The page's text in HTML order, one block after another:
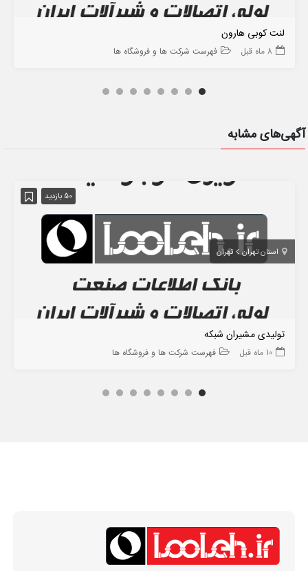
لنت کوبی هارون
8 ماه قبل فهرست شرکت ها و فروشگاه ها
آگهی‌های مشابه
50 بازدید
استان تهران تهران
تولیدی مشیران شبکه
10 ماه قبل فهرست شرکت ها و فروشگاه ها